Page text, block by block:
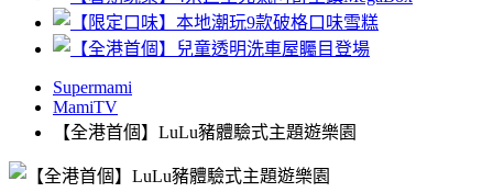
Supermami
MamiTV
【全港首個】LuLu豬體驗式主題遊樂園